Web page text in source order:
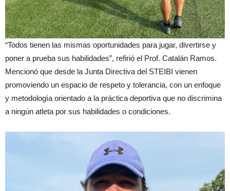
“Todos tienen las mismas oportunidades para jugar, divertirse y
poner a prueba sus habilidades”, refirió el Prof. Catalán Ramos.
Mencionó que desde la Junta Directiva del STEIBI vienen
promoviendo un espacio de respeto y tolerancia, con un enfoque
y metodología orientado a la práctica deportiva que no discrimina
a ningún atleta por sus habilidades o condiciones.